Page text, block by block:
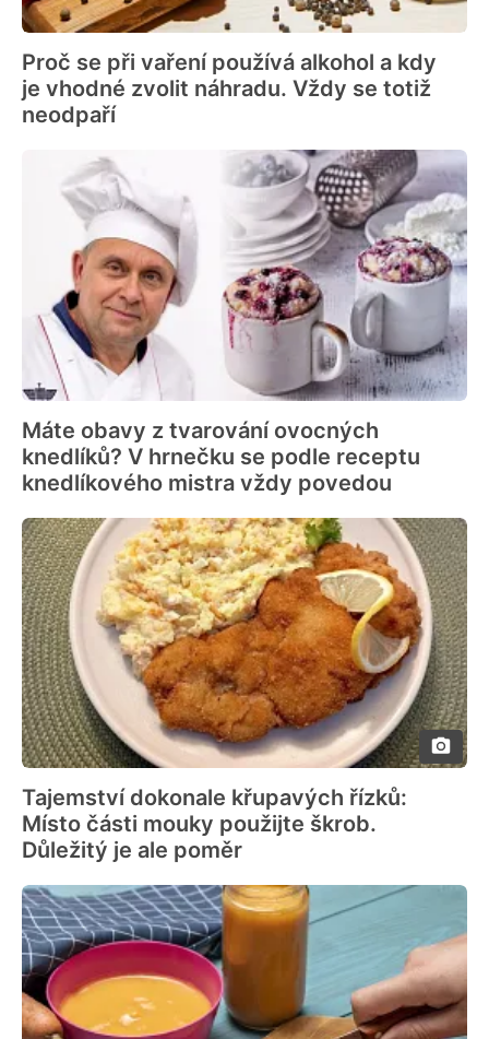
Proč se při vaření používá alkohol a kdy
je vhodné zvolit náhradu. Vždy se totiž
neodpaří
Máte obavy z tvarování ovocných
knedlíků? V hrnečku se podle receptu
knedlíkového mistra vždy povedou
Tajemství dokonale křupavých řízků:
Místo části mouky použijte škrob.
Důležitý je ale poměr